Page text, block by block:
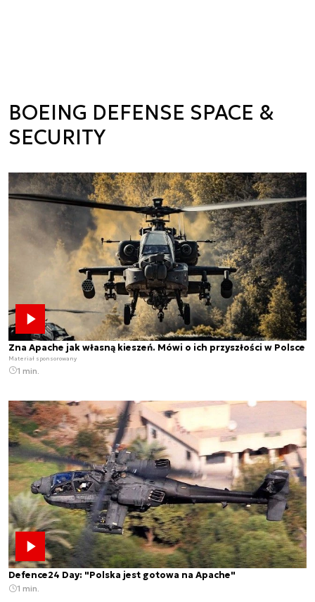
BOEING DEFENSE SPACE &
SECURITY
Zna Apache jak własną kieszeń. Mówi o ich przyszłości w Polsce
Materiał sponsorowany
1 min.
Defence24 Day: "Polska jest gotowa na Apache"
1 min.